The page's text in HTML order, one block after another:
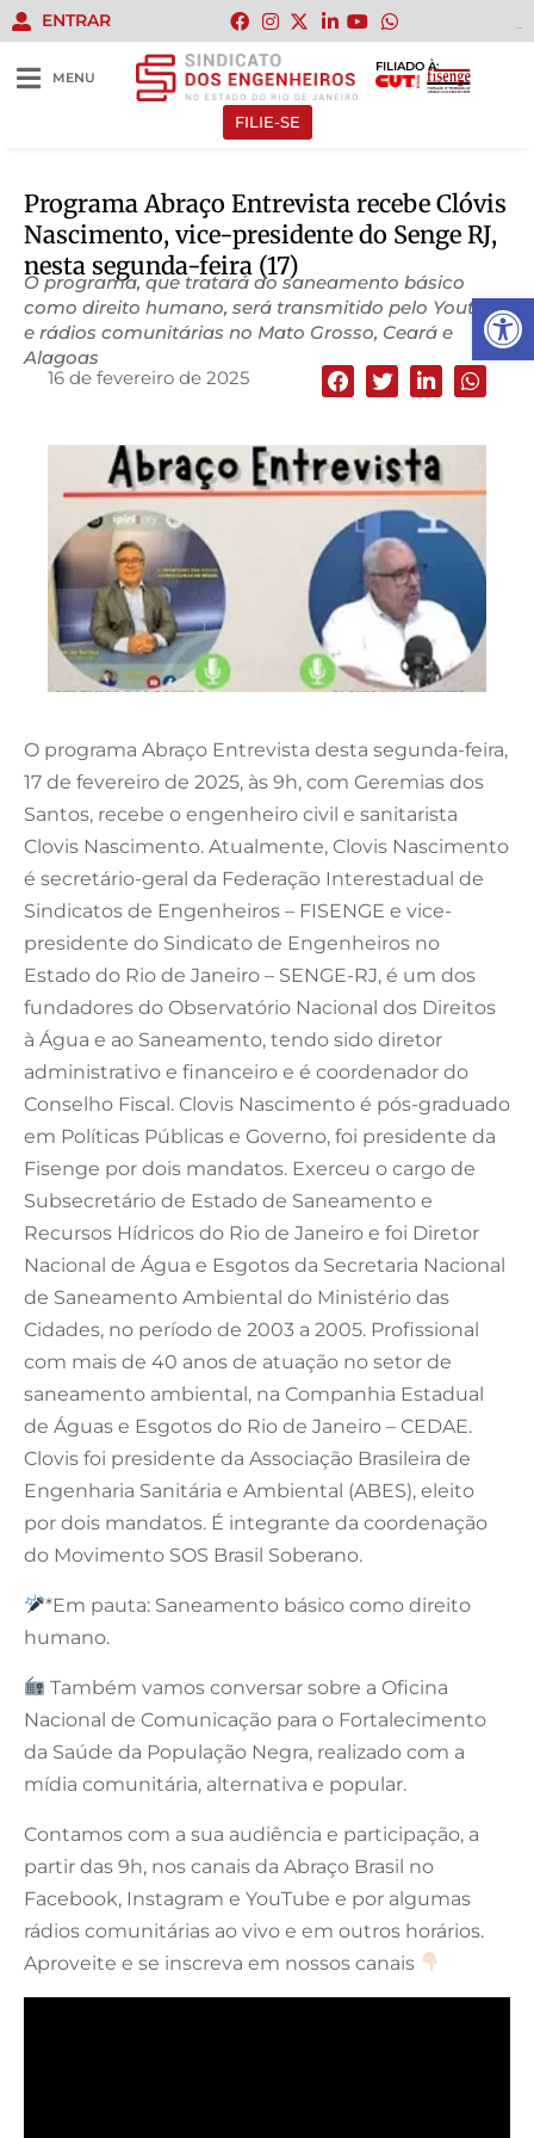
Abrir
ENTRAR
MENU
FILIADO À:
FILIE-SE
Programa Abraço Entrevista recebe Clóvis
Nascimento, vice-presidente do Senge RJ,
nesta segunda-feira (17)
O programa, que tratará do saneamento básico
como direito humano, será transmitido pelo Youtube
e rádios comunitárias no Mato Grosso, Ceará e
Alagoas
16 de fevereiro de 2025
O programa Abraço Entrevista desta segunda-feira,
17 de fevereiro de 2025, às 9h, com Geremias dos
Santos, recebe o engenheiro civil e sanitarista
Clovis Nascimento. Atualmente, Clovis Nascimento
é secretário-geral da Federação Interestadual de
Sindicatos de Engenheiros – FISENGE e vice-
presidente do Sindicato de Engenheiros no
Estado do Rio de Janeiro – SENGE-RJ, é um dos
fundadores do Observatório Nacional dos Direitos
à Água e ao Saneamento, tendo sido diretor
administrativo e financeiro e é coordenador do
Conselho Fiscal. Clovis Nascimento é pós-graduado
em Políticas Públicas e Governo, foi presidente da
Fisenge por dois mandatos. Exerceu o cargo de
Subsecretário de Estado de Saneamento e
Recursos Hídricos do Rio de Janeiro e foi Diretor
Nacional de Água e Esgotos da Secretaria Nacional
de Saneamento Ambiental do Ministério das
Cidades, no período de 2003 a 2005. Profissional
com mais de 40 anos de atuação no setor de
saneamento ambiental, na Companhia Estadual
de Águas e Esgotos do Rio de Janeiro – CEDAE.
Clovis foi presidente da Associação Brasileira de
Engenharia Sanitária e Ambiental (ABES), eleito
por dois mandatos. É integrante da coordenação
do Movimento SOS Brasil Soberano.
*Em pauta: Saneamento básico como direito
humano.
Também vamos conversar sobre a Oficina
Nacional de Comunicação para o Fortalecimento
da Saúde da População Negra, realizado com a
mídia comunitária, alternativa e popular.
Contamos com a sua audiência e participação, a
partir das 9h, nos canais da Abraço Brasil no
Facebook, Instagram e YouTube e por algumas
rádios comunitárias ao vivo e em outros horários.
Aproveite e se inscreva em nossos canais